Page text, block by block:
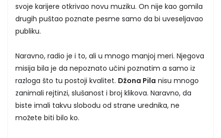
svoje karijere otkrivao novu muziku. On nije kao gomila
drugih puštao poznate pesme samo da bi uveseljavao
publiku.
Naravno, radio je i to, ali u mnogo manjoj meri. Njegova
misija bila je da nepoznato učini poznatim a samo iz
razloga što tu postoji kvalitet. Džona Pila nisu mnogo
zanimali rejtinzi, slušanost i broj klikova. Naravno, da
biste imali takvu slobodu od strane urednika, ne
možete biti bilo ko.